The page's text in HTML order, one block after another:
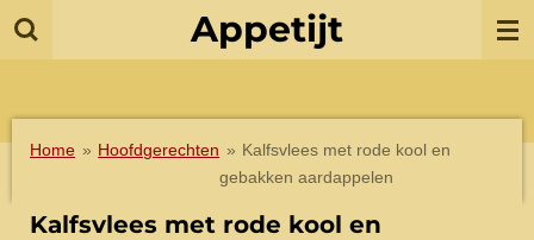
Ga
Appetijt
Home » Hoofdgerechten » Kalfsvlees met rode kool en
gebakken aardappelen
Kalfsvlees met rode kool en